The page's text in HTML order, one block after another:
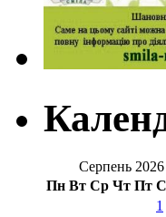
Серпень 2026
Пн Вт Ср Чт Пт
1